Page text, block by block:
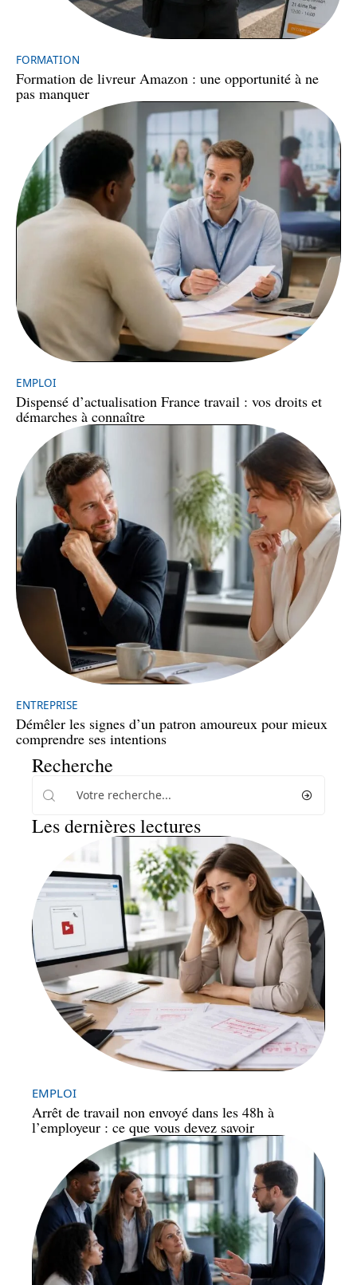
FORMATION
Formation de livreur Amazon : une opportunité à ne
pas manquer
EMPLOI
Dispensé d’actualisation France travail : vos droits et
démarches à connaître
ENTREPRISE
Démêler les signes d’un patron amoureux pour mieux
comprendre ses intentions
Recherche
Les dernières lectures
EMPLOI
Arrêt de travail non envoyé dans les 48h à
l’employeur : ce que vous devez savoir